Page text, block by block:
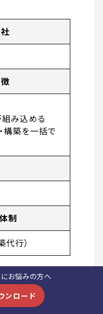
組み込める
構築を一括で
制
代行）
お悩みの方へ
ンロード